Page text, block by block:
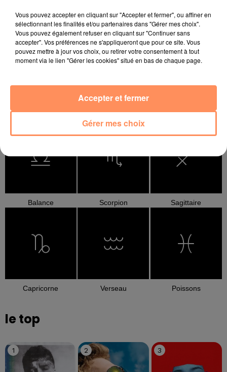
Bélier Taureau Gémeaux
Balance Scorpion Sagittaire
Capricorne Verseau Poissons
le top
1 2 3
Vous pouvez accepter en cliquant sur "Accepter et fermer", ou affiner en
sélectionnant les finalités et/ou partenaires dans "Gérer mes choix".
Vous pouvez également refuser en cliquant sur "Continuer sans
accepter". Vos préférences ne s'appliqueront que pour ce site. Vous
pouvez mettre à jour vos choix, ou retirer votre consentement à tout
moment via le lien "Gérer les cookies" situé en bas de chaque page.
Gérer mes choix
Accepter et fermer